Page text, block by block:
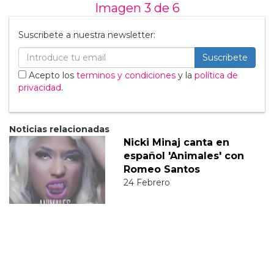
Imagen 3 de 6
Suscribete a nuestra newsletter:
Suscribete
Acepto los terminos y condiciones y la política de
privacidad.
Noticias relacionadas
Nicki Minaj canta en
español 'Animales' con
Romeo Santos
24 Febrero